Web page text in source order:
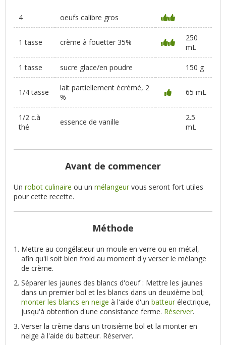
4 oeufs calibre gros
1 tasse crème à fouetter 35%
250
mL
1 tasse sucre glace/en poudre 150 g
1/4 tasse
lait partiellement écrémé, 2
%
65 mL
1/2 c.à
thé
essence de vanille
2.5
mL
Avant de commencer
Unrobot culinaire ou unmélangeur vous seront fort utiles
pour cette recette.
Méthode
Mettre au congélateur un moule en verre ou en métal,
afin qu'il soit bien froid au moment d'y verser le mélange
de crème.
Séparer les jaunes des blancs d'oeuf : Mettre les jaunes
dans un premier bol et les blancs dans un deuxième bol;
monter les blancs en neige à l'aide d'unbatteur électrique,
jusqu'à obtention d'une consistance ferme. Réserver.
Verser la crème dans un troisième bol et la monter en
neige à l'aide du batteur. Réserver.